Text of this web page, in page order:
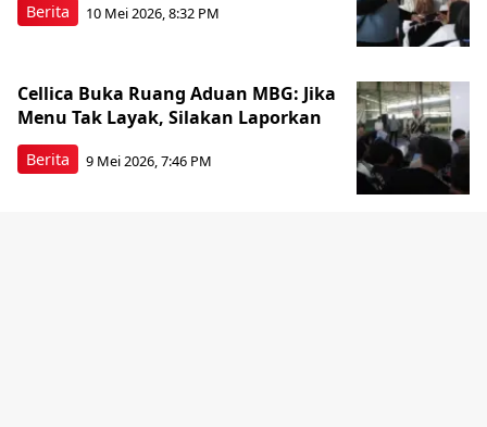
Berita 10 Mei 2026, 8:32 PM
Berita
Cellica Buka Ruang Aduan MBG: Jika
Menu Tak Layak, Silakan Laporkan
9 Mei 2026, 7:46 PM